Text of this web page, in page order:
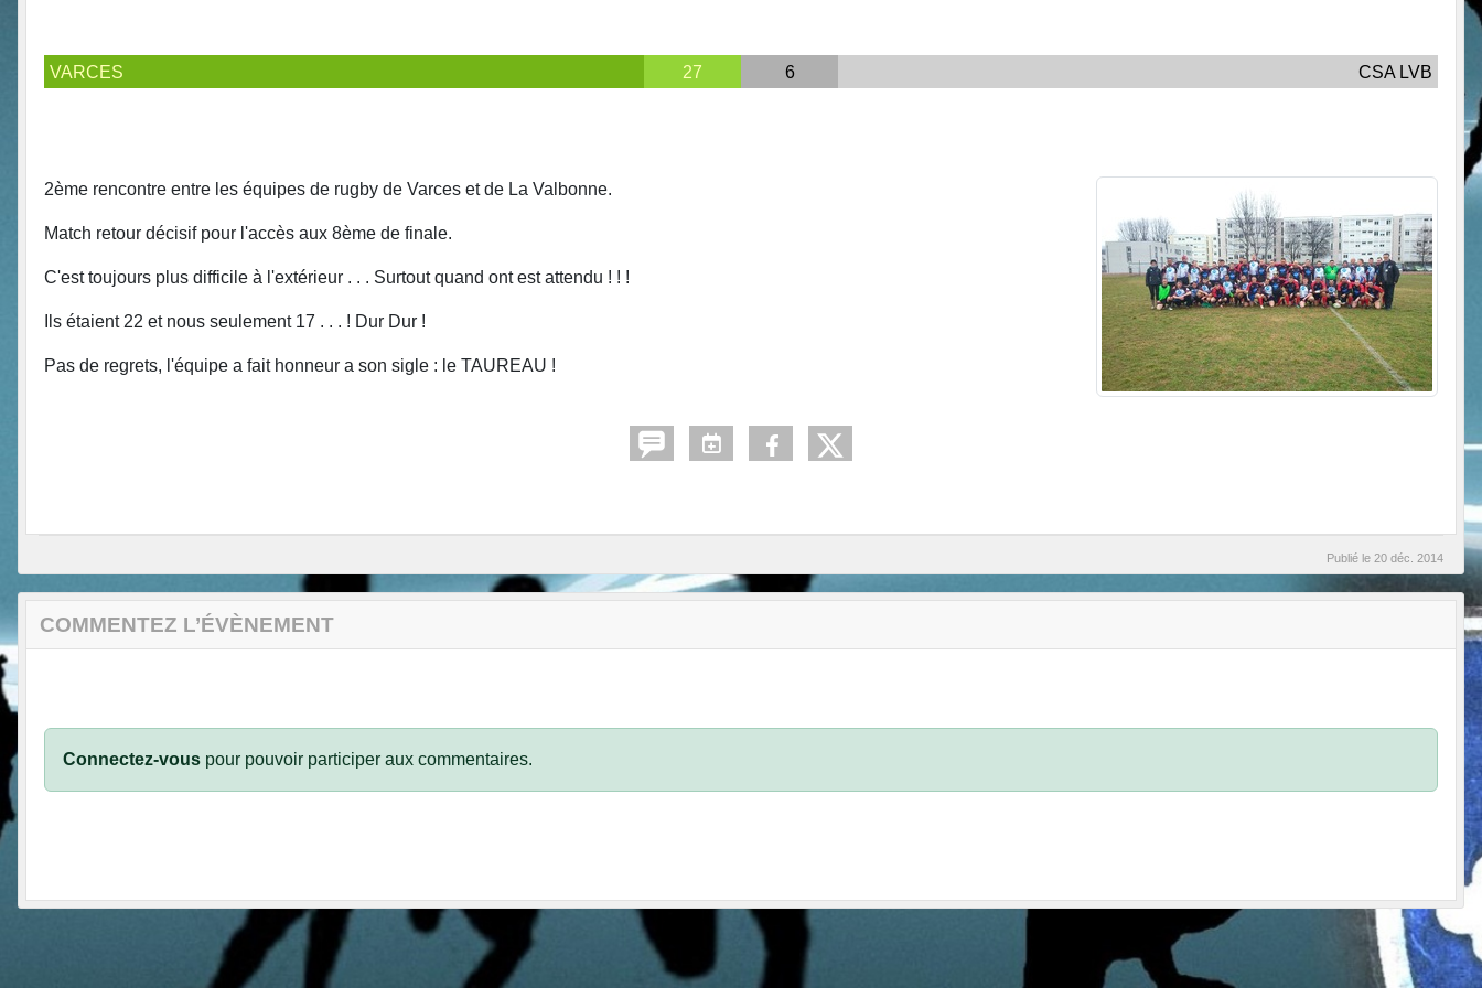
VARCES 27 6 CSA LVB
2ème rencontre entre les équipes de rugby de Varces et de La Valbonne.
Match retour décisif pour l'accès aux 8ème de finale.
C'est toujours plus difficile à l'extérieur . . . Surtout quand ont est attendu ! ! !
Ils étaient 22 et nous seulement 17 . . . ! Dur Dur !
Pas de regrets, l'équipe a fait honneur a son sigle : le TAUREAU !
Publié le 20 déc. 2014
COMMENTEZ L’ÉVÈNEMENT
Connectez-vous pour pouvoir participer aux commentaires.